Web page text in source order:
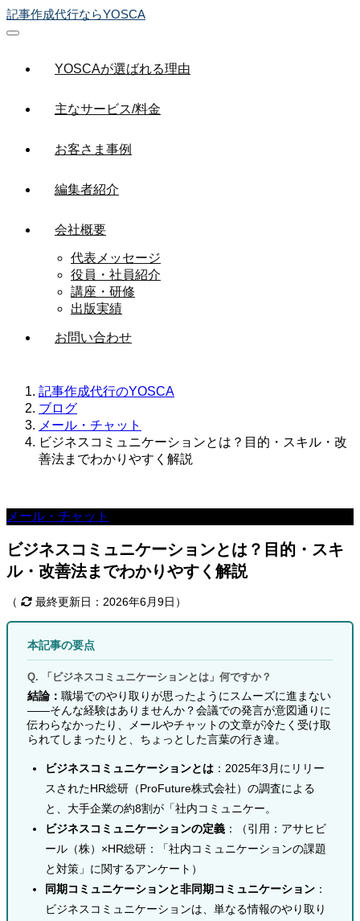
記事作成代行ならYOSCA
YOSCAが選ばれる理由
主なサービス/料金
お客さま事例
編集者紹介
会社概要
代表メッセージ
役員・社員紹介
講座・研修
出版実績
お問い合わせ
記事作成代行のYOSCA
ブログ
メール・チャット
ビジネスコミュニケーションとは？目的・スキル・改
善法までわかりやすく解説
メール・チャット
ビジネスコミュニケーションとは？目的・スキ
ル・改善法までわかりやすく解説
（ 最終更新日：2026年6月9日）
本記事の要点
Q. 「ビジネスコミュニケーションとは」何ですか？
結論： 職場でのやり取りが思ったようにスムーズに進まない
――そんな経験はありませんか？会議での発言が意図通りに
伝わらなかったり、メールやチャットの文章が冷たく受け取
られてしまったりと、ちょっとした言葉の行き違。
ビジネスコミュニケーションとは ：2025年3月にリリー
スされたHR総研（ProFuture株式会社）の調査による
と、大手企業の約8割が「社内コミュニケー。
ビジネスコミュニケーションの定義 ：（引用：アサヒビ
ール（株）×HR総研：「社内コミュニケーションの課題
と対策」に関するアンケート）
同期コミュニケーションと非同期コミュニケーション ：
ビジネスコミュニケーションは、単なる情報のやり取り